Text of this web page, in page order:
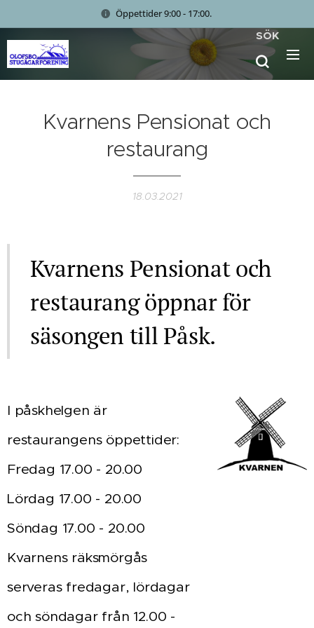
Öppettider 9:00 - 17:00.
SÖK
Kvarnens Pensionat och
restaurang
18.03.2021
Kvarnens Pensionat och
restaurang öppnar för
säsongen till Påsk.
I påskhelgen är
restaurangens öppettider:
Fredag 17.00 - 20.00
Lördag 17.00 - 20.00
Söndag 17.00 - 20.00
Kvarnens räksmörgås
serveras fredagar, lördagar
och söndagar från 12.00 -